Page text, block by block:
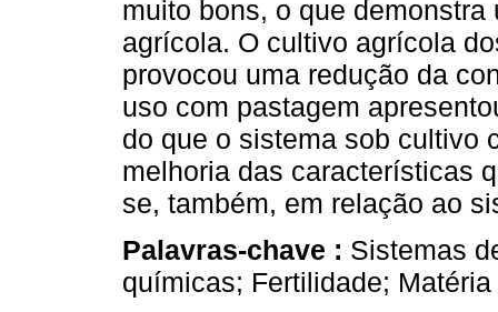
muito bons, o que
agrícola. O cultivo agrícola
provocou uma redução da
uso com pastagem
do que o sistema sob cultivo
melhoria das características
se, também, em relação ao
Palavras-chave : Sistemas
químicas; Fertilidade;